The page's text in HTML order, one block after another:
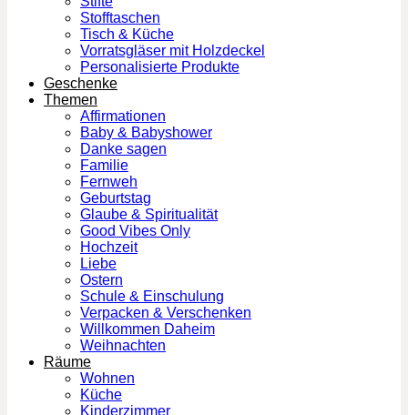
Stofftaschen
Tisch & Küche
Vorratsgläser mit Holzdeckel
Personalisierte Produkte
Geschenke
Themen
Affirmationen
Baby & Babyshower
Danke sagen
Familie
Fernweh
Geburtstag
Glaube & Spiritualität
Good Vibes Only
Hochzeit
Liebe
Ostern
Schule & Einschulung
Verpacken & Verschenken
Willkommen Daheim
Weihnachten
Räume
Wohnen
Küche
Kinderzimmer